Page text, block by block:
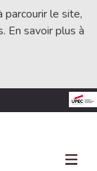
parcourir le site,
En savoir plus à